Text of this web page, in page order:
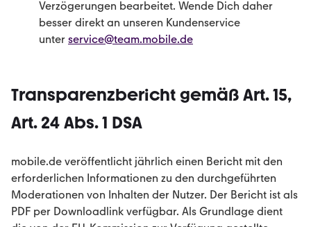
Verzögerungen bearbeitet. Wende Dich daher
besser direkt an unseren Kundenservice
unter service@team.mobile.de
Transparenzbericht gemäß Art. 15,
Art. 24 Abs. 1 DSA
mobile.de veröffentlicht jährlich einen Bericht mit den
erforderlichen Informationen zu den durchgeführten
Moderationen von Inhalten der Nutzer. Der Bericht ist als
PDF per Downloadlink verfügbar. Als Grundlage dient